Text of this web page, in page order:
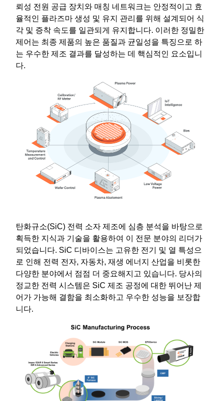
뢰성 전원 공급 장치와 매칭 네트워크는 안정적이고 효
율적인 플라즈마 생성 및 유지 관리를 위해 설계되어 식
각 및 증착 속도를 일관되게 유지합니다. 이러한 정밀한
제어는 최종 제품의 높은 품질과 균일성을 특징으로 하
는 우수한 제조 결과를 달성하는 데 핵심적인 요소입니
다.
탄화규소(SiC) 전력 소자 제조에 심층 분석을 바탕으로
획득한 지식과 기술을 활용하여 이 전문 분야의 리더가
되었습니다. SiC 디바이스는 고유한 전기 및 열 특성으
로 인해 전력 전자, 자동차, 재생 에너지 산업을 비롯한
다양한 분야에서 점점 더 중요해지고 있습니다. 당사의
정교한 전력 시스템은 SiC 제조 공정에 대한 뛰어난 제
어가 가능해 결함을 최소화하고 우수한 성능을 보장합
니다.